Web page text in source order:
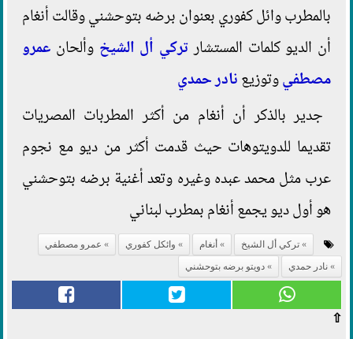
بالمطرب وائل كفوري بعنوان برضه بتوحشني وقالت أنغام
أن الديو كلمات المستشارتركي أل الشيخ وألحان عمرو
مصطفيوتوزيعنادر حمدي
جدير بالذكر أن أنغام من أكثر المطربات المصريات
تقديما للدويتوهات حيث قدمت أكثر من ديو مع نجوم
عرب مثل محمد عبده وغيره وتعد أغنية برضه بتوحشني
هو أول ديو يجمع أنغام بمطرب لبناني
تركي أل الشيخ أنغام وائكل كفوري
عمرو مصطفي
نادر حمدي
دويتو برضه بتوحشني
⇧